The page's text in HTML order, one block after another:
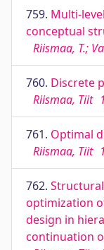
759. Multi-
conceptual
Riismaa, T.;
760. Discrete
Riismaa, Tiit
761. Optimal
Riismaa, Tiit
762.
optimization
design in
continuation